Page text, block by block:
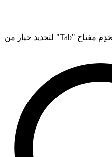
ابدأ الكتابة في مربع البحث، ثم استخدِم مفتاح "Tab" لتحديد خيار من